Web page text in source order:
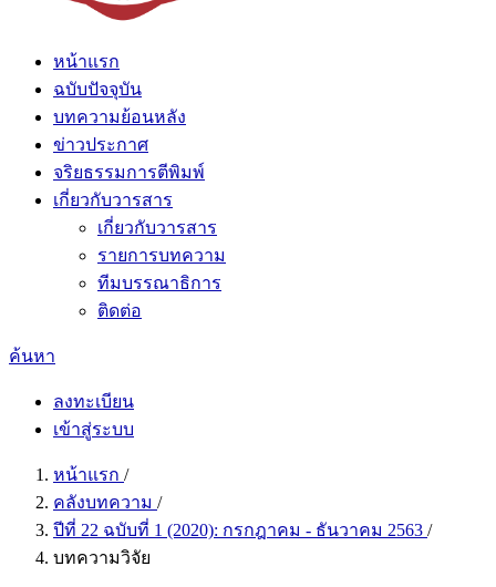
หน้าแรก
ฉบับปัจจุบัน
บทความย้อนหลัง
ข่าวประกาศ
จริยธรรมการตีพิมพ์
เกี่ยวกับวารสาร
เกี่ยวกับวารสาร
รายการบทความ
ทีมบรรณาธิการ
ติดต่อ
ค้นหา
ลงทะเบียน
เข้าสู่ระบบ
หน้าแรก /
คลังบทความ /
ปีที่ 22 ฉบับที่ 1 (2020): กรกฎาคม - ธันวาคม 2563 /
บทความวิจัย